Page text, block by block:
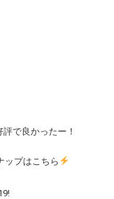
で良かったー！
ップはこちら